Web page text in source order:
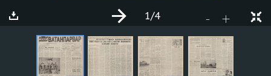
- +
1/4
MAQOLALAR